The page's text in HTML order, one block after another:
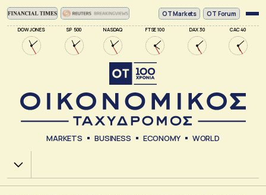
DOW JONES SP 500 NASDAQ FTSE 100 DAX 30 CAC 40
ΟΤ Markets OT Forum
MARKETS BUSINESS ECONOMY WORLD
Χ.Α.